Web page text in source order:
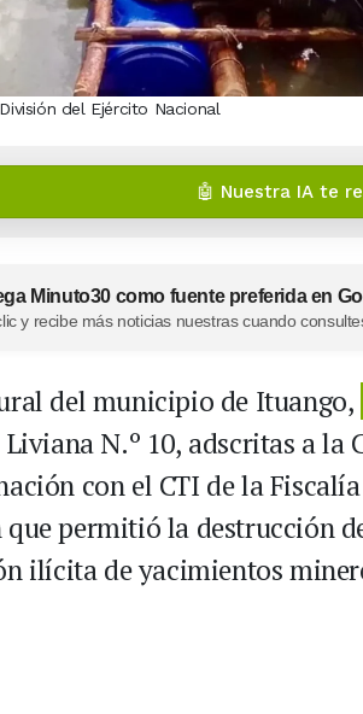
del Ejército Nacional
🤖 Nuestra IA te
Minuto30 como fuente preferida en
y recibe más noticias nuestras cuando
del municipio de Ituango,
N.º 10, adscritas a
con el CTI de la
que permitió la destrucción
ilícita de yacimientos